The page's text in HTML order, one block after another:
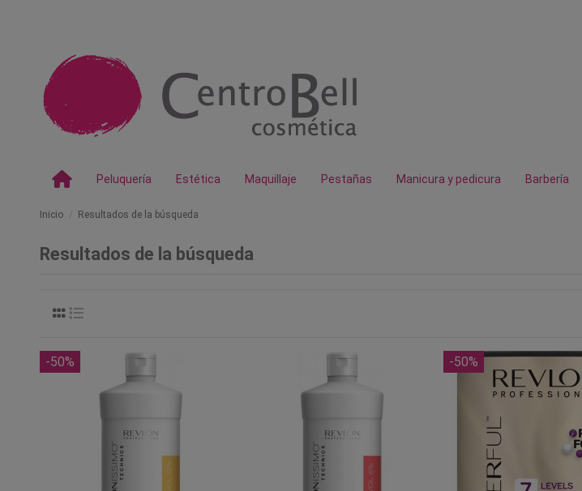
Peluquería Estética Maquillaje Pestañas Manicura y pedicura Barbería
Inicio Resultados de la búsqueda
Resultados de la búsqueda
-50% -50%